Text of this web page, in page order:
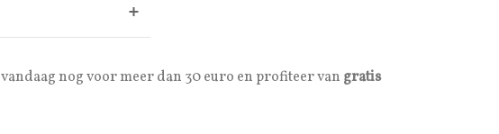
nog voor meer dan 30 euro en profiteer van gratis